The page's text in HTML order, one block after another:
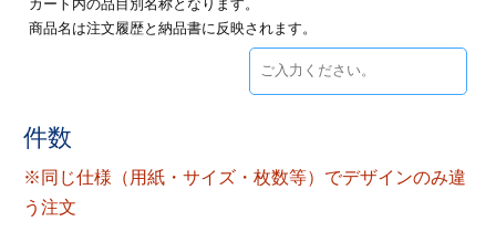
加工
印刷
カート内の品目別名称となります。
商品名は注文履歴と納品書に反映されます。
件数
※同じ仕様（用紙・サイズ・枚数等）でデザインのみ違
う注文